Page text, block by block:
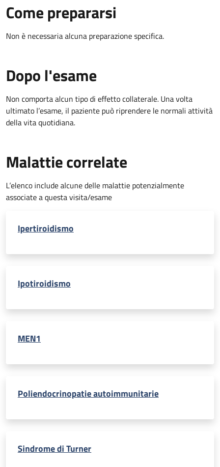
Come prepararsi
Non è necessaria alcuna preparazione specifica.
Dopo l'esame
Non comporta alcun tipo di effetto collaterale. Una volta
ultimato l’esame, il paziente può riprendere le normali attività
della vita quotidiana.
Malattie correlate
L’elenco include alcune delle malattie potenzialmente
associate a questa visita/esame
Ipertiroidismo
Ipotiroidismo
MEN1
Poliendocrinopatie autoimmunitarie
Sindrome di Turner